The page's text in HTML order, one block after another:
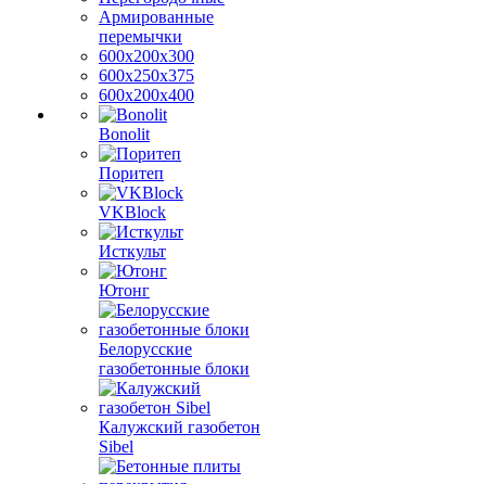
Армированные
перемычки
600х200х300
600х250х375
600х200х400
Bonolit
Поритеп
VKBlock
Исткульт
Ютонг
Белорусские
газобетонные блоки
Калужский газобетон
Sibel